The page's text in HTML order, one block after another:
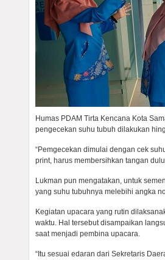
Humas PDAM Tirta Kencana Kota
pengecekan suhu tubuh dilakukan
“Pemgecekan dimulai dengan cek
print, harus membersihkan tangan
Lukman pun mengatakan, untuk
yang suhu tubuhnya melebihi angka
Kegiatan upacara yang rutin
waktu. Hal tersebut disampaikan
saat menjadi pembina upacara.
“Itu sesuai edaran dari Sekretaris